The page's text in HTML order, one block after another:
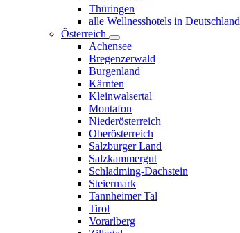
Thüringen
alle Wellnesshotels in Deutschland
Österreich
Achensee
Bregenzerwald
Burgenland
Kärnten
Kleinwalsertal
Montafon
Niederösterreich
Oberösterreich
Salzburger Land
Salzkammergut
Schladming-Dachstein
Steiermark
Tannheimer Tal
Tirol
Vorarlberg